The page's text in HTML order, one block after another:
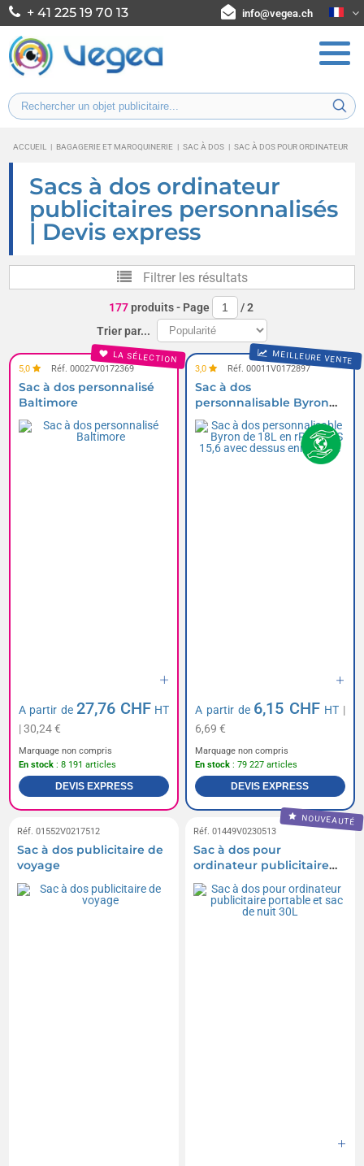
+ 41 225 19 70 13 info@vegea.ch
ACCUEIL | BAGAGERIE ET MAROQUINERIE | SAC À DOS | SAC À DOS POUR ORDINATEUR
Sacs à dos ordinateur
publicitaires personnalisés
| Devis express
Filtrer les résultats
177produits- Page /2
Trier par...
LA SÉLECTION
5,0 Réf. 00027V0172369
Sac à dos personnalisé
Baltimore
A partir de 27,76 CHF HT
| 30,24 €
Marquage non compris
En stock : 8 191 articles
DEVIS EXPRESS
MEILLEURE VENTE
3,0 Réf. 00011V0172897
Sac à dos
personnalisable Byron
de 18L en rPET GRS 15,6
avec dessus enroulable
A partir de 6,15 CHF HT |
6,69 €
Marquage non compris
En stock : 79 227 articles
DEVIS EXPRESS
Réf. 01552V0217512
Sac à dos publicitaire de
voyage
NOUVEAUTÉ
Réf. 01449V0230513
Sac à dos pour
ordinateur publicitaire
portable et sac de nuit
30L